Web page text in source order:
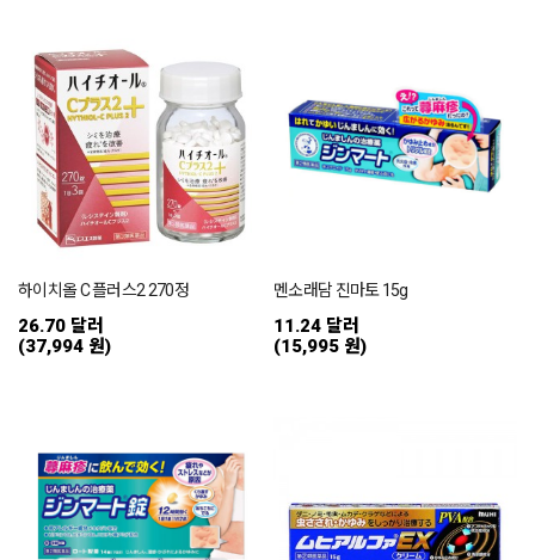
하이치올 C 플러스2 270정
26.70 달러
(37,994 원)
멘소래담 진마토 15g
11.24 달러
(15,995 원)